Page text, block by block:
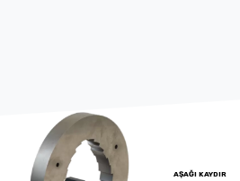
AŞAĞI KAYDIR